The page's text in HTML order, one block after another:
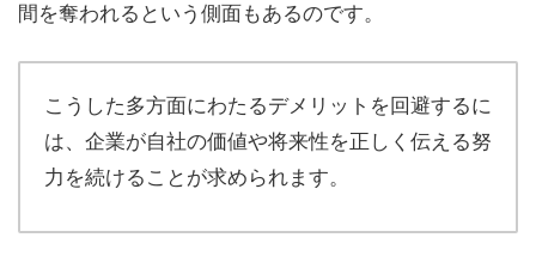
間を奪われるという側面もあるのです。
こうした多方面にわたるデメリットを回避するに
は、企業が自社の価値や将来性を正しく伝える努
力を続けることが求められます。